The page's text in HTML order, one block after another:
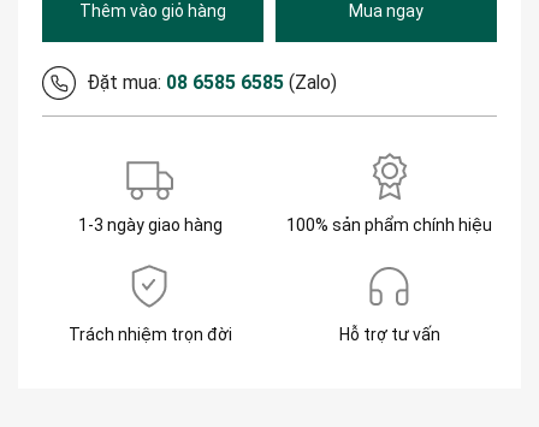
Thêm vào giỏ hàng Mua ngay
Đặt mua: 08 6585 6585 (Zalo)
1-3 ngày giao hàng 100% sản phẩm chính hiệu
Trách nhiệm trọn đời Hỗ trợ tư vấn